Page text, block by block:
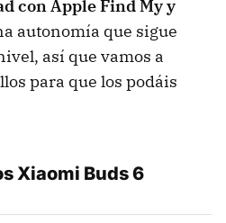
con Apple Find My y
autonomía que sigue
así que vamos a
para que los podáis
Xiaomi Buds 6